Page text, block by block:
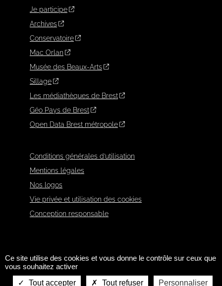
Ce site utilise des cookies et vous donne le contrôle sur ceux que
vous souhaitez activer
Tout accepter
Tout refuser Personnaliser
Je participe
Archives
Conservatoire
Mac Orlan
Musée des Beaux-Arts
Sillage
Les médiathèques de Brest
Géo Pays de Brest
Open Data Brest métropole
Conditions générales d’utilisation
Mentions légales
Nos logos
Vie privée et utilisation des cookies
Conception responsable